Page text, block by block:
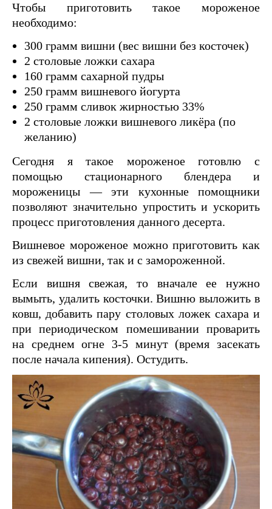
Чтобы приготовить такое мороженое
необходимо:
300 грамм вишни (вес вишни без косточек)
2 столовые ложки сахара
160 грамм сахарной пудры
250 грамм вишневого йогурта
250 грамм сливок жирностью 33%
2 столовые ложки вишневого ликёра (по
желанию)
Сегодня я такое мороженое готовлю с
помощью стационарного блендера и
мороженицы — эти кухонные помощники
позволяют значительно упростить и ускорить
процесс приготовления данного десерта.
Вишневое мороженое можно приготовить как
из свежей вишни, так и с замороженной.
Если вишня свежая, то вначале ее нужно
вымыть, удалить косточки. Вишню выложить в
ковш, добавить пару столовых ложек сахара и
при периодическом помешивании проварить
на среднем огне 3-5 минут (время засекать
после начала кипения). Остудить.